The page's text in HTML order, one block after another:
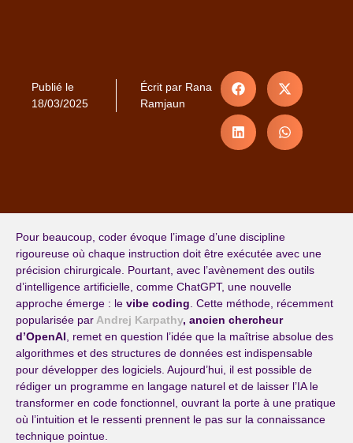
Publié le
18/03/2025
Écrit parRana
Ramjaun
Pour beaucoup, coder évoque l’image d’une discipline
rigoureuse où chaque instruction doit être exécutée avec une
précision chirurgicale. Pourtant, avec l’avènement des outils
d’intelligence artificielle, comme ChatGPT, une nouvelle
approche émerge : le vibe coding . Cette méthode, récemment
popularisée par Andrej Karpathy, ancien chercheur
d’OpenAI , remet en question l’idée que la maîtrise absolue des
algorithmes et des structures de données est indispensable
pour développer des logiciels. Aujourd’hui, il est possible de
rédiger un programme en langage naturel et de laisser l’IA le
transformer en code fonctionnel, ouvrant la porte à une pratique
où l’intuition et le ressenti prennent le pas sur la connaissance
technique pointue.